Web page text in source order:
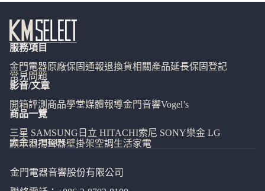
服務項目
金門電器原廠保固通報退換貨相關產品延長保固登記
常見問題
影音/文章
開箱評測 商品學堂媒體報導金門音響Vogel’s
商品一覽
三星 SAMSUNG 日立 HITACHI索尼 SONY樂金 LG
大金 DAIKIN
顯示器揚聲器壁掛架空調生活家電
金門電器音響股份有限公司